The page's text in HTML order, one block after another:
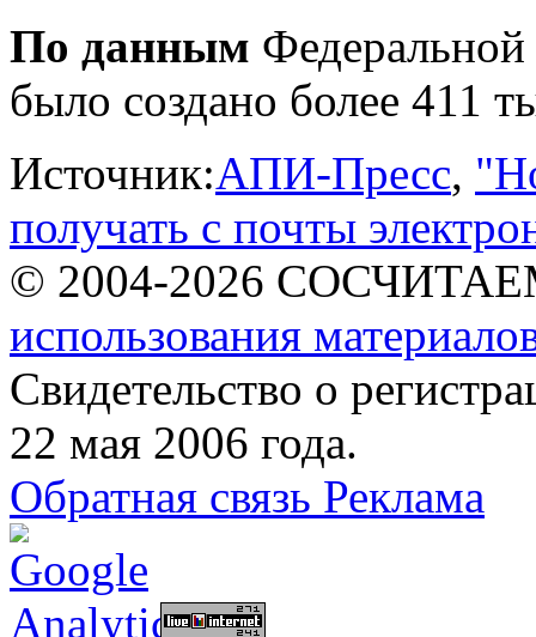
По данным
было создано более 411
Источник:АПИ-Пресс,
получать с почты
© 2004-2026
использования
Свидетельство о
22 мая 2006 года.
Обратная связь Реклама